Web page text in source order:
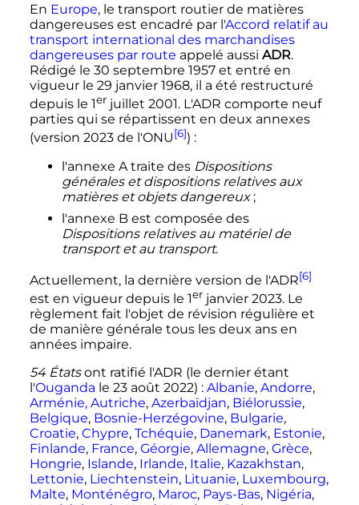
En Europe, le transport routier de matières
dangereuses est encadré par l'Accord relatif au
transport international des marchandises
dangereuses par route appelé aussi ADR.
Rédigé le 30 septembre 1957et entré en
vigueur le 29 janvier 1968, il a été restructuré
depuis le 1er juillet 2001. L'ADR comporte neuf
parties qui se répartissent en deux annexes
(version 2023 de l'ONU[6]) :
l'annexe A traite des Dispositions
générales et dispositions relatives aux
matières et objets dangereux ;
l'annexe B est composée des
Dispositions relatives au matériel de
transport et au transport.
Actuellement, la dernière version de l'ADR[6]
est en vigueur depuis le 1er janvier 2023. Le
règlement fait l'objet de révision régulière et
de manière générale tous les deux ans en
années impaire.
54 Étatsont ratifié l'ADR (le dernier étant
l'Ouganda le 23 août 2022) : Albanie, Andorre,
Arménie, Autriche, Azerbaïdjan, Biélorussie,
Belgique, Bosnie-Herzégovine, Bulgarie,
Croatie, Chypre, Tchéquie, Danemark, Estonie,
Finlande, France, Géorgie, Allemagne, Grèce,
Hongrie, Islande, Irlande, Italie, Kazakhstan,
Lettonie, Liechtenstein, Lituanie, Luxembourg,
Malte, Monténégro, Maroc, Pays-Bas, Nigéria,